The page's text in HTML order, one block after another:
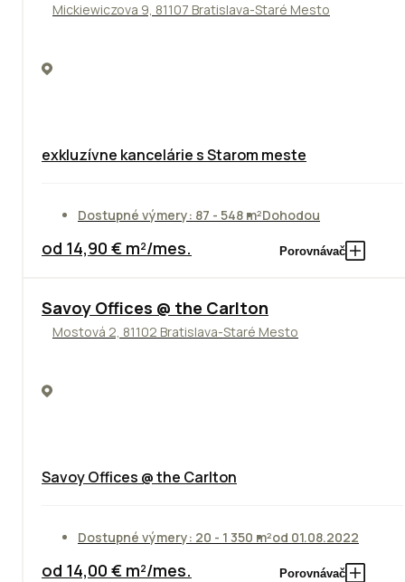
Mickiewiczova 9, 81107 Bratislava-Staré Mesto
exkluzívne kancelárie s Starom meste
Dostupné výmery: 87 - 548 m²Dohodou
od 14,90 € m²/mes. Porovnávač
TOP
Savoy Offices @ the Carlton
Mostová 2, 81102 Bratislava-Staré Mesto
Savoy Offices @ the Carlton
Dostupné výmery: 20 - 1 350 m²od 01.08.2022
od 14,00 € m²/mes. Porovnávač